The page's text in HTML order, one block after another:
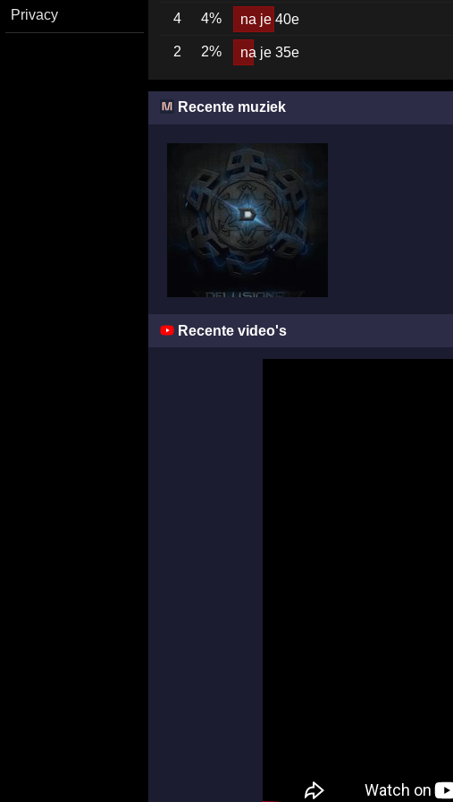
Privacy
4 4% na je 40e
2 2% na je 35e
Recente muziek
Recente video's